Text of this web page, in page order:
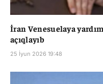
İran Venesuelaya
açıqlayıb
25 İyun 2026 19:48